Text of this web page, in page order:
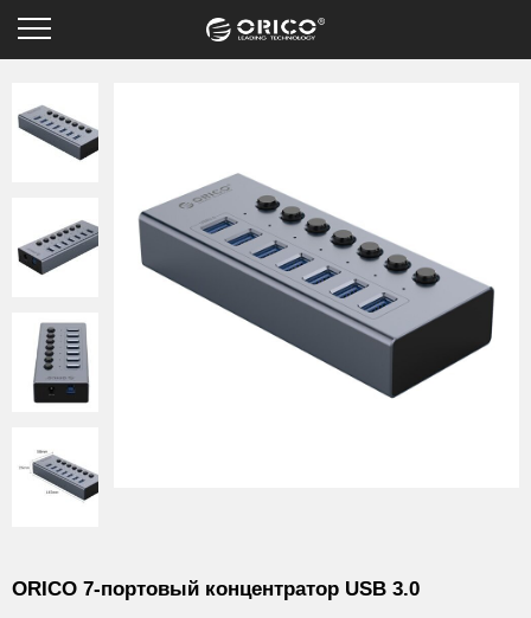
ORICO 7-портовый концентратор USB 3.0